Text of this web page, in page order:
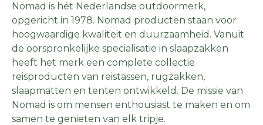
Nomad is hét Nederlandse outdoormerk,
opgericht in 1978. Nomad producten staan voor
hoogwaardige kwaliteit en duurzaamheid. Vanuit
de oorspronkelijke specialisatie in slaapzakken
heeft het merk een complete collectie
reisproducten van reistassen, rugzakken,
slaapmatten en tenten ontwikkeld. De missie van
Nomad is om mensen enthousiast te maken en om
samen te genieten van elk tripje.